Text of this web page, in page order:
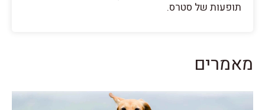
תופעות של סטרס.
מאמרים